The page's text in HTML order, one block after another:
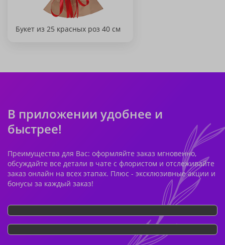
Букет из 25 красных роз 40 см
В приложении удобнее и
быстрее!
Преимущества для Вас: оформляйте заказ мгновенно,
обсуждайте все детали в чате с флористом и отслеживайте
заказ онлайн на всех этапах. Плюс - эксклюзивные акции и
бонусы за каждый заказ!